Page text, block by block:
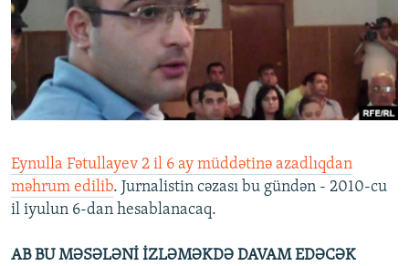
FOTOQALEREYA
İNFOQRAFIKA
KARIKATURA
OXU ZALI
AZƏRBAYCAN ƏDƏBIYYATI KITABXANASI
İSLAM VƏ DEMOKRATIYA
İZ - MƏDƏNIYYƏT PROQRAMI
HAQQIMIZDA
MISSIYAMIZ
PEŞƏ ETIKASI VƏ JURNALISTIKA STANDARTLARIMIZ
MATERIALLARIMIZDAN ISTIFADƏ
BIZIMLƏ ƏLAQƏ
XƏBƏR BÜLLETENLƏRIMIZ
BIZI IZLƏ
Eynulla Fətullayev 2 il 6 ay müddətinə azadlıqdan
məhrum edilib. Jurnalistin cəzası bu gündən - 2010-cu
il iyulun 6-dan hesablanacaq.
AB BU MƏSƏLƏNİ İZLƏMƏKDƏ DAVAM EDƏCƏK